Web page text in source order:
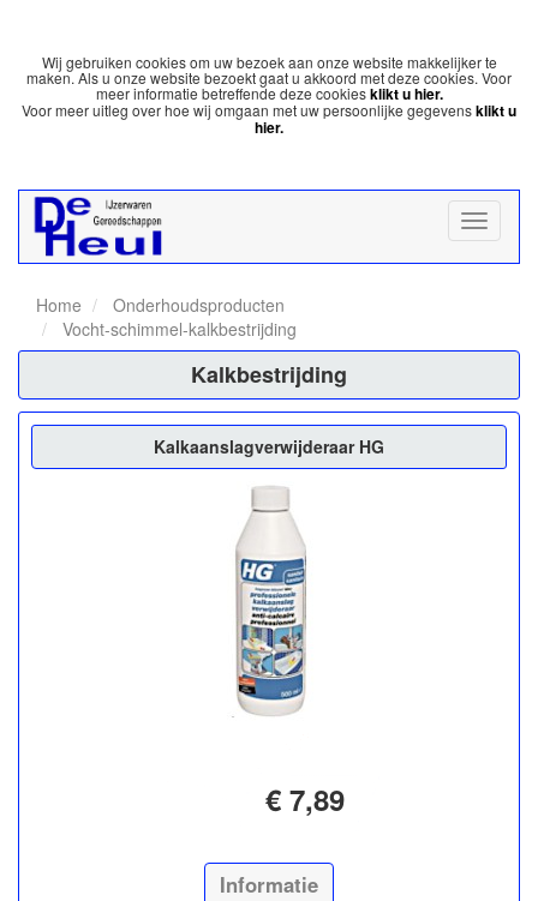
Wij gebruiken cookies om uw bezoek aan onze website makkelijker te
maken. Als u onze website bezoekt gaat u akkoord met deze cookies. Voor
meer informatie betreffende deze cookiesklikt u hier.
Voor meer uitleg over hoe wij omgaan met uw persoonlijke gegevensklikt u
hier.
Home
Onderhoudsproducten
Vocht-schimmel-kalkbestrijding
Kalkbestrijding
Kalkaanslagverwijderaar HG
€ 7,89
Informatie